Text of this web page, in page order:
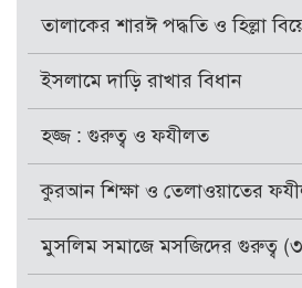
তালাকের শারঈ পদ্ধতি ও হিল্লা
ইসলামে দাড়ি রাখার বিধান
হজ্জ : গুরুত্ব ও ফযীলত
কুরআন শিক্ষা ও তেলাওয়াতের
মুসলিম সমাজে মসজিদের গুরুত্ব